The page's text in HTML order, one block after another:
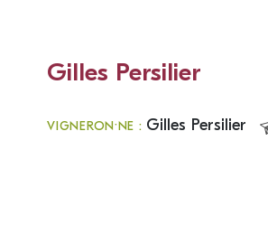
Gilles Persilier
VIGNERON·NE : Gilles Persilier